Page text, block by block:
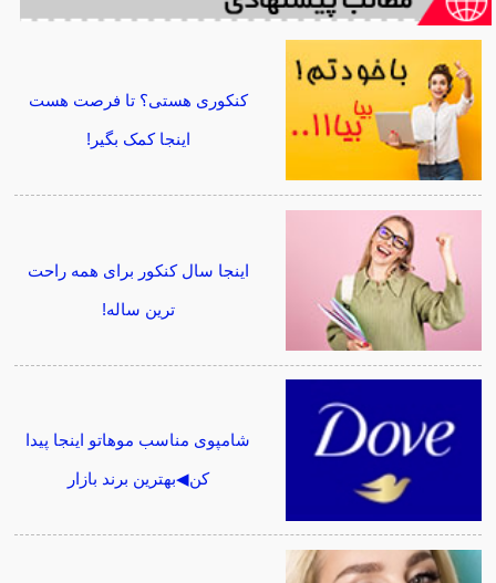
کنکوری هستی؟ تا فرصت هست
اینجا کمک بگیر!
اینجا سال کنکور برای همه راحت
ترین ساله!
شامپوی مناسب موهاتو اینجا پیدا
کن◀بهترین برند بازار